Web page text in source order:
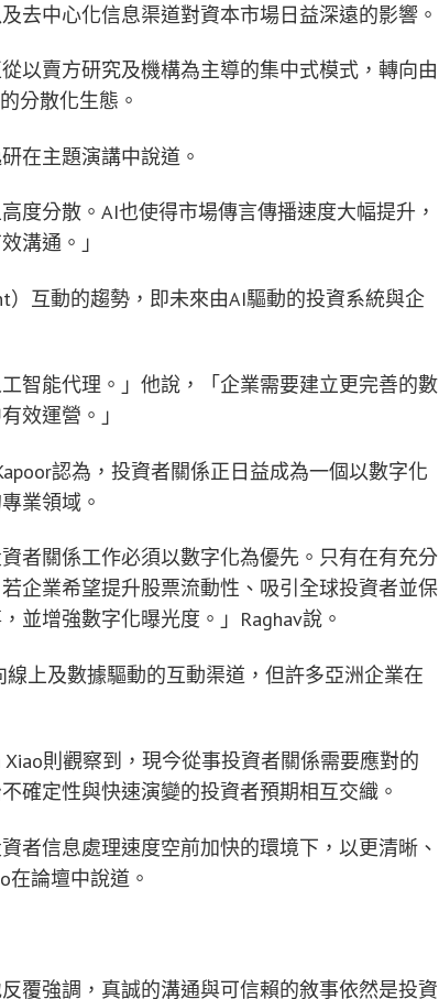
去中心化信息渠道對資本市場日益深遠的影響。
以賣方研究及機構為主導的集中式模式，轉向由
分散化生態。
在主題演講中說道。
度分散。AI也使得市場傳言傳播速度大幅提升，
溝通。」
互動的趨勢，即未來由AI驅動的投資系統與企
智能代理。」他說，「企業需要建立更完善的數
效運營。」
認為，投資者關係正日益成為一個以數字化
業領域。
者關係工作必須以數字化為優先。只有在有充分
企業希望提升股票流動性、吸引全球投資者並保
並增強數字化曝光度。」Raghav說。
上及數據驅動的互動渠道，但許多亞洲企業在
則觀察到，現今從事投資者關係需要應對的
確定性與快速演變的投資者預期相互交織。
者信息處理速度空前加快的環境下，以更清晰、
在論壇中說道。
覆強調，真誠的溝通與可信賴的敘事依然是投資